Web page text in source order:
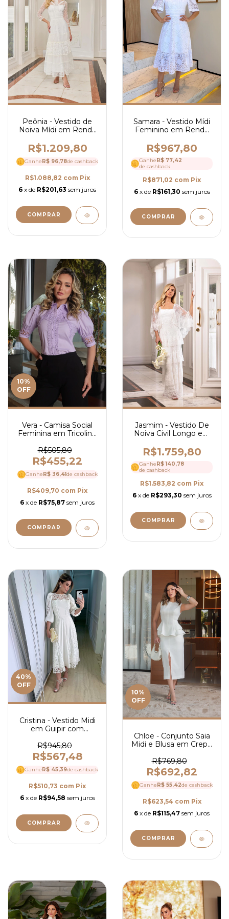
Peônia - Vestido de
Noiva Mídi em Renda
Mangas Longas - Ref
4213
R$1.209,80
Ganhe R$ 96,78de cashback
R$1.088,82 com Pix
6 x de R$201,63 sem juros
COMPRAR
Samara - Vestido Mídi
Feminino em Renda
Guipir, Gola Alta e
Manga 3/4 - Ref 4202
R$967,80
Ganhe R$ 77,42
de cashback
R$871,02 com Pix
6 x de R$161,30 sem juros
COMPRAR
10%
OFF
Vera - Camisa Social
Feminina em Tricoline
Forrados- Ref 4037
R$505,80
R$455,22
Ganhe R$ 36,41de cashback
R$409,70 com Pix
6 x de R$75,87 sem juros
COMPRAR
Jasmim - Vestido De
Noiva Civil Longo em
Francesa - Ref 4207
R$1.759,80
Ganhe R$ 140,78
de cashback
R$1.583,82 com Pix
6 x de R$293,30 sem juros
COMPRAR
40%
OFF
Cristina - Vestido Midi
em Guipir com
R$945,80
R$567,48
Ganhe R$ 45,39de cashback
R$510,73 com Pix
6 x de R$94,58 sem juros
COMPRAR
10%
OFF
Chloe - Conjunto Saia
Midi e Blusa em Crepe
R$769,80
R$692,82
Ganhe R$ 55,42de cashback
R$623,54 com Pix
6 x de R$115,47 sem juros
COMPRAR